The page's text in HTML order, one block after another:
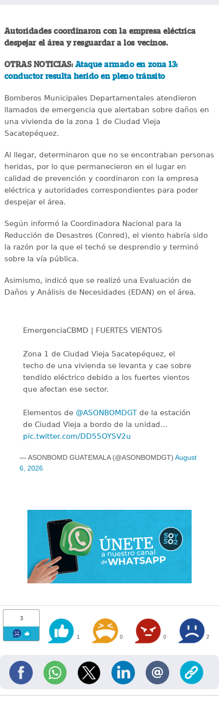
Autoridades coordinaron con la empresa eléctrica
despejar el área y resguardar a los vecinos.
OTRAS NOTICIAS: Ataque armado en zona 13:
conductor resulta herido en pleno tránsito
Bomberos Municipales Departamentales atendieron
llamados de emergencia que alertaban sobre daños en
una vivienda de la zona 1 de Ciudad Vieja
Sacatepéquez.
Al llegar, determinaron que no se encontraban personas
heridas, por lo que permanecieron en el lugar en
calidad de prevención y coordinaron con la empresa
eléctrica y autoridades correspondientes para poder
despejar el área.
Según informó la Coordinadora Nacional para la
Reducción de Desastres (Conred), el viento habría sido
la razón por la que el techó se desprendio y terminó
sobre la vía pública.
Asimismo, indicó que se realizó una Evaluación de
Daños y Análisis de Necesidades (EDAN) en el área.
EmergenciaCBMD | FUERTES VIENTOS
Zona 1 de Ciudad Vieja Sacatepéquez, el
techo de una vivienda se levanta y cae sobre
tendido eléctrico debido a los fuertes vientos
que afectan ese sector.
Elementos de @ASONBOMDGTde la estación
de Ciudad Vieja a bordo de la unidad…
pic.twitter.com/DD55OYSV2u
— ASONBOMD GUATEMALA (@ASONBOMDGT) August
6, 2026
3
1 0 0 2